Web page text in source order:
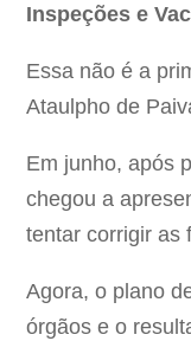
Inspeções e
Essa não é a
Ataulpho de
Em junho, após
chegou a
tentar corrigir as
Agora, o plano
órgãos e o